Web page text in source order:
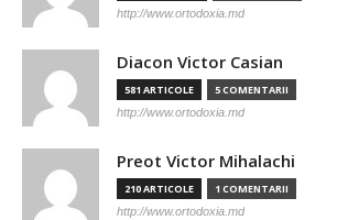
http://www.ortodoxia.md
Diacon Victor Casian
581 ARTICOLE 5 COMENTARII
http://www.ortodoxia.md
Preot Victor Mihalachi
210 ARTICOLE 1 COMENTARII
http://www.ortodoxia.md